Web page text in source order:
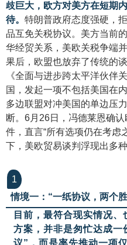
歧巨大，欧方对美方在短期
待。 特朗普政府态度强硬，
品互免关税协议。美方当前
华经贸关系，美欧关税争端
果后，欧盟也放弃了传统的
《全面与进步跨太平洋伙伴
国，发起一项不包括美国在
多边联盟对冲美国的单边压
断。6月26日，冯德莱恩确
件，直言“所有选项仍在考虑
下，美欧贸易谈判浮现出多种
1
情境一：“一纸协议，两个
目前，最符合现实情况
方案，并非是匆忙达成一
议”，而是率先推动一项